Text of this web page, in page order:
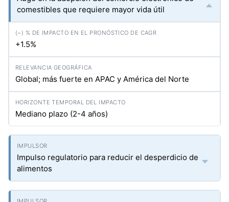
comestibles que requiere mayor vida útil
+1.5%
Global; más fuerte en APAC y América del Norte
Mediano plazo (2-4 años)
Impulso regulatorio para reducir el desperdicio de
alimentos